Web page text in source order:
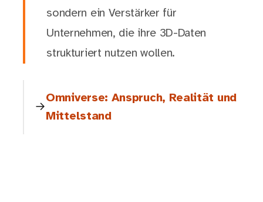
sondern ein Verstärker für
Unternehmen, die ihre 3D-Daten
strukturiert nutzen wollen.
Omniverse: Anspruch, Realität und
Mittelstand